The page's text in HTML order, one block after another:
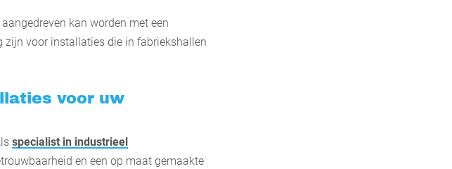
kan worden met een
zijn voor installaties die in fabriekshallen
voor uw
specialist in industrieel
en een op maat gemaakte